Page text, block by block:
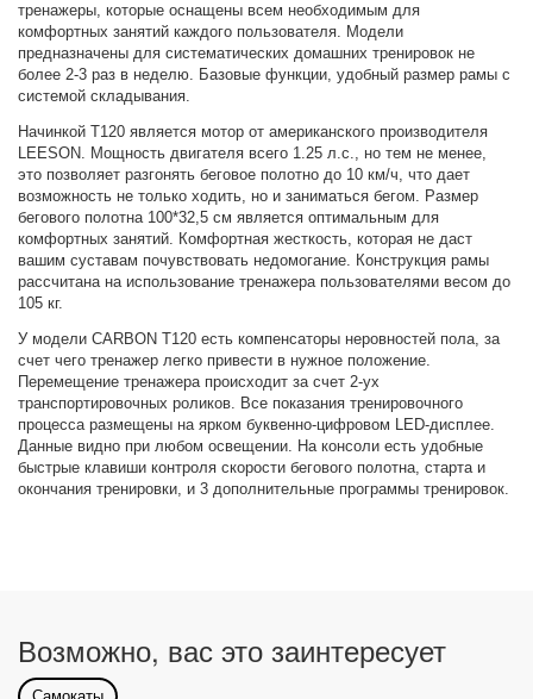
тренажеры, которые оснащены всем необходимым для
комфортных занятий каждого пользователя. Модели
предназначены для систематических домашних тренировок не
более 2-3 раз в неделю. Базовые функции, удобный размер рамы с
системой складывания.
Начинкой T120 является мотор от американского производителя
LEESON. Мощность двигателя всего 1.25 л.с., но тем не менее,
это позволяет разгонять беговое полотно до 10 км/ч, что дает
возможность не только ходить, но и заниматься бегом. Размер
бегового полотна 100*32,5 см является оптимальным для
комфортных занятий. Комфортная жесткость, которая не даст
вашим суставам почувствовать недомогание. Конструкция рамы
рассчитана на использование тренажера пользователями весом до
105 кг.
У модели CARBON Т120 есть компенсаторы неровностей пола, за
счет чего тренажер легко привести в нужное положение.
Перемещение тренажера происходит за счет 2-ух
транспортировочных роликов. Все показания тренировочного
процесса размещены на ярком буквенно-цифровом LED-дисплее.
Данные видно при любом освещении. На консоли есть удобные
быстрые клавиши контроля скорости бегового полотна, старта и
окончания тренировки, и 3 дополнительные программы тренировок.
Возможно, вас это заинтересует